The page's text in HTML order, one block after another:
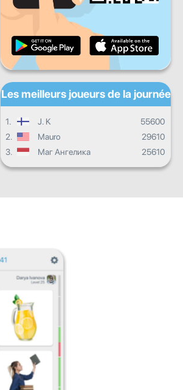
Progrès d'ensemble
Les meilleurs joueurs de la journée
1. J. K
55600
2.
Mauro
29610
3.
Маг Ангелика 25610